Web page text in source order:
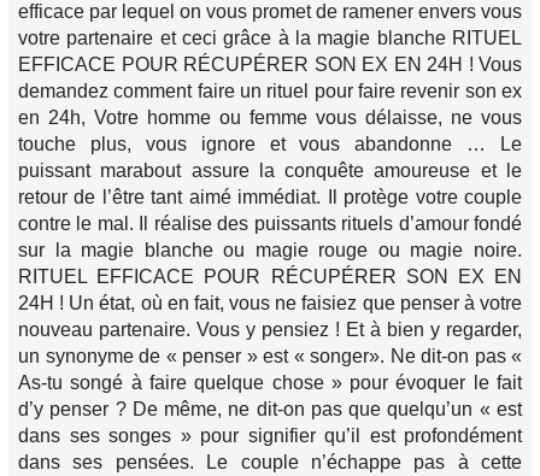
efficace par lequel on vous promet de ramener envers vous
votre partenaire et ceci grâce à la magie blanche RITUEL
EFFICACE POUR RÉCUPÉRER SON EX EN 24H ! Vous
demandez comment faire un rituel pour faire revenir son ex
en 24h, Votre homme ou femme vous délaisse, ne vous
touche plus, vous ignore et vous abandonne … Le
puissant marabout assure la conquête amoureuse et le
retour de l’être tant aimé immédiat. Il protège votre couple
contre le mal. Il réalise des puissants rituels d’amour fondé
sur la magie blanche ou magie rouge ou magie noire.
RITUEL EFFICACE POUR RÉCUPÉRER SON EX EN
24H ! Un état, où en fait, vous ne faisiez que penser à votre
nouveau partenaire. Vous y pensiez ! Et à bien y regarder,
un synonyme de « penser » est « songer». Ne dit-on pas «
As-tu songé à faire quelque chose » pour évoquer le fait
d’y penser ? De même, ne dit-on pas que quelqu’un « est
dans ses songes » pour signifier qu’il est profondément
dans ses pensées. Le couple n’échappe pas à cette